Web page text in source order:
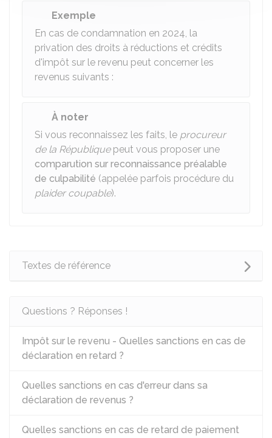
Exemple
En cas de condamnation en 2024, la
privation des droits à réductions et crédits
d'impôt sur le revenu peut concerner les
revenus suivants :
À noter
Si vous reconnaissez les faits, le procureur
de la Républiquepeut vous proposer une
comparution sur reconnaissance préalable
de culpabilité (appelée parfois procédure du
plaider coupable).
Textes de référence
Questions ? Réponses !
Impôt sur le revenu - Quelles sanctions en cas de
déclaration en retard ?
Quelles sanctions en cas d'erreur dans sa
déclaration de revenus ?
Quelles sanctions en cas de retard de paiement